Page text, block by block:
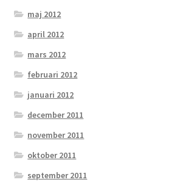
maj 2012
april 2012
mars 2012
februari 2012
januari 2012
december 2011
november 2011
oktober 2011
september 2011